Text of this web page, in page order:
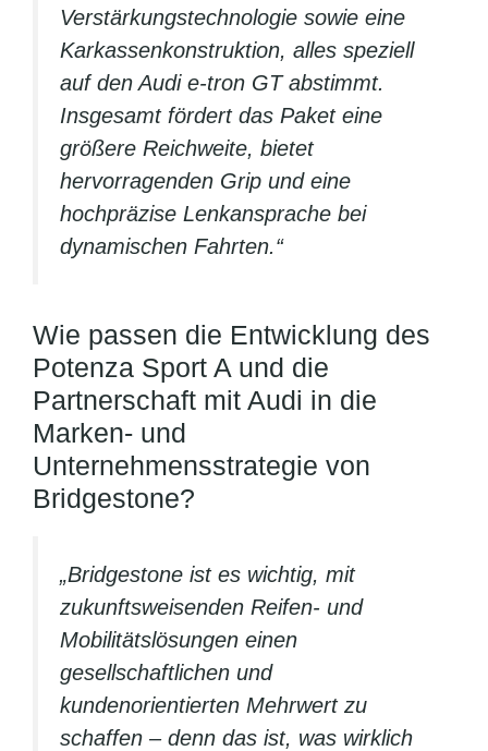
Verstärkungstechnologie sowie eine
Karkassenkonstruktion, alles speziell
auf den Audi e-tron GT abstimmt.
Insgesamt fördert das Paket eine
größere Reichweite, bietet
hervorragenden Grip und eine
hochpräzise Lenkansprache bei
dynamischen Fahrten.“
Wie passen die Entwicklung des
Potenza Sport A und die
Partnerschaft mit Audi in die
Marken- und
Unternehmensstrategie von
Bridgestone?
„Bridgestone ist es wichtig, mit
zukunftsweisenden Reifen- und
Mobilitätslösungen einen
gesellschaftlichen und
kundenorientierten Mehrwert zu
schaffen – denn das ist, was wirklich